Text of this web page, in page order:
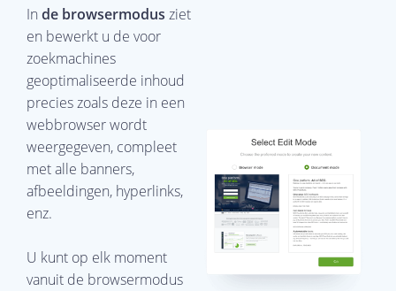
In de browsermodus ziet
en bewerkt u de voor
zoekmachines
geoptimaliseerde inhoud
precies zoals deze in een
webbrowser wordt
weergegeven, compleet
met alle banners,
afbeeldingen, hyperlinks,
enz.
U kunt op elk moment
vanuit de browsermodus